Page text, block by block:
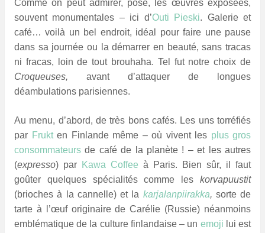
Comme on peut admirer, posé, les œuvres exposées,
souvent monumentales – ici d’Outi Pieski. Galerie et
café… voilà un bel endroit, idéal pour faire une pause
dans sa journée ou la démarrer en beauté, sans tracas
ni fracas, loin de tout brouhaha. Tel fut notre choix de
Croqueuses, avant d’attaquer de longues
déambulations parisiennes.
Au menu, d’abord, de très bons cafés. Les uns torréfiés
par Frukten Finlande même – où vivent les plus gros
consommateurs de café de la planète ! – et les autres
(expresso) par Kawa Coffee à Paris. Bien sûr, il faut
goûter quelques spécialités comme les korvapuustit
(brioches à la cannelle) et la karjalanpiirakka, sorte de
tarte à l’œuf originaire de Carélie (Russie) néanmoins
emblématique de la culture finlandaise – un emoji lui est